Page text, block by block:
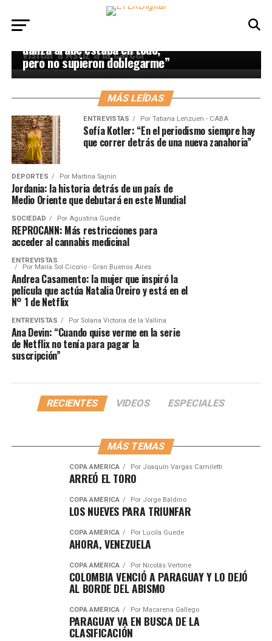
Nicolás Gil Lavedra: “Cuando
teníamos fecha de estreno, los
visitar a Astiz a la cárcel”
ENTREVISTAS
danza árabe estaba en todo,
pero no supieron doblegarme”
MÁS LEÍDAS
ENTREVISTAS Por Tatiana Lenzuen - CABA
Sofía Kotler: “En el periodismo siempre hay
que correr detrás de una nueva zanahoria”
DEPORTES Por Martina Sajnin
Jordania: la historia detrás de un país de
Medio Oriente que debutará en este Mundial
SOCIEDAD Por Agustina Guede
REPROCANN: Más restricciones para
acceder al cannabis medicinal
ENTREVISTAS
Por María Sol Cicorio - Gran Buenos Aires
Andrea Casamento: la mujer que inspiró la
película que actúa Natalia Oreiro y está en el
N° 1 de Netflix
ENTREVISTAS Por Solana Victoria de la Vallina
Ana Devin: “Cuando quise verme en la serie
de Netflix no tenía para pagar la
suscripción”
RECIENTES VIDEOS ESPECIALES
MÁS TEMAS
COPA AMÉRICA Por Joaquín Vargas Camiletti
ARREÓ EL TORO
COPA AMÉRICA Por Jorge Baldino
LOS NUEVES PARA TRIUNFAR
COPA AMÉRICA Por Lucila Guede
AHORA, VENEZUELA
COPA AMÉRICA Por Nicolás Vertone
COLOMBIA VENCIÓ A PARAGUAY Y LO DEJÓ
AL BORDE DEL ABISMO
COPA AMÉRICA Por Macarena Gallego
PARAGUAY VA EN BUSCA DE LA
CLASIFICACIÓN